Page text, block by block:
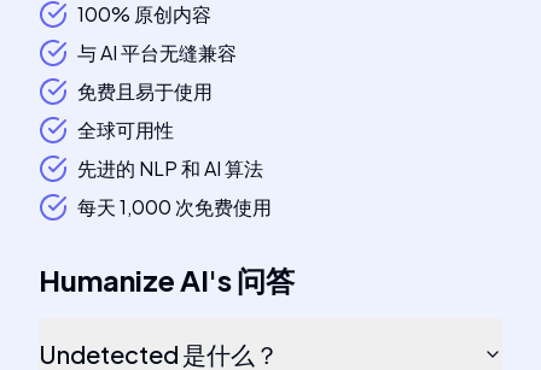
100% 原创内容
与 AI 平台无缝兼容
免费且易于使用
全球可用性
先进的 NLP 和 AI 算法
每天 1,000 次免费使用
Humanize AI's问答
Undetected 是什么？